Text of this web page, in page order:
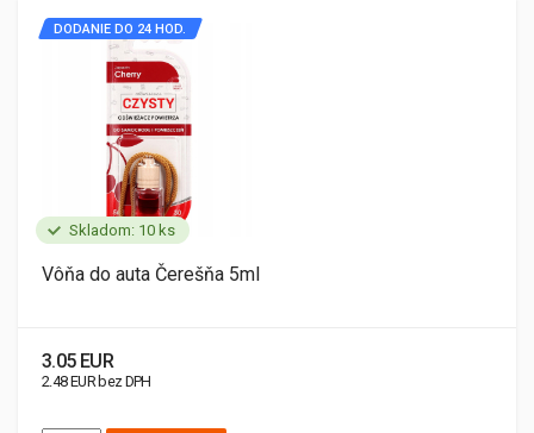
Skladom: 10 ks
DODANIE DO 24 HOD.
Vôňa do auta Čerešňa 5ml
3.05 EUR
2.48 EUR bez DPH